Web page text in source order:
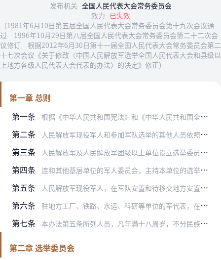
发布机关 全国人民代表大会常务委员会
效力 已失效
（1981年6月10日第五届全国人民代表大会常务委员会第十九次会议通
过 1996年10月29日第八届全国人民代表大会常务委员会第二十二次会
议修订 根据2012年6月30日第十一届全国人民代表大会常务委员会第二
十七次会议《关于修改〈中国人民解放军选举全国人民代表大会和县级以
上地方各级人民代表大会代表的办法〉的决定》修正）
第一章 总则
第一条
根据《中华人民共和国宪法》和《中华人民共和国全国人民代表大会和地方各级人民代表大会选举法》的有关规定，制定本办法。
第二条 人民解放军现役军人和参加军队选举的其他人员依照本办法选举全国人民代表大会和县级以上地方各级人民代表大会代表。
第三条 人民解放军及人民解放军团级以上单位设立选举委员会。
第四条 连和其他基层单位的军人委员会，主持本单位的选举工作。
第五条 人民解放军现役军人，在军队安置和待移交地方安置的离休、退休人员，在军队工作的文职人员、职员、职工、非现役公勤人员以及行政关系在军队的其他人员，参加军队选举。
第六条 驻地方工厂、铁路、水运、科研等单位的军代表，在地方院校学习的军队人员，可以参加地方选举。
第七条 本办法第五条所列人员，凡年满十八周岁，不分民族、种族、性别、职业、家庭出身、宗教信仰、教育程度、财产状况、居住期限，都具有选民资格，享有选举权和被选举权。
第二章 选举委员会